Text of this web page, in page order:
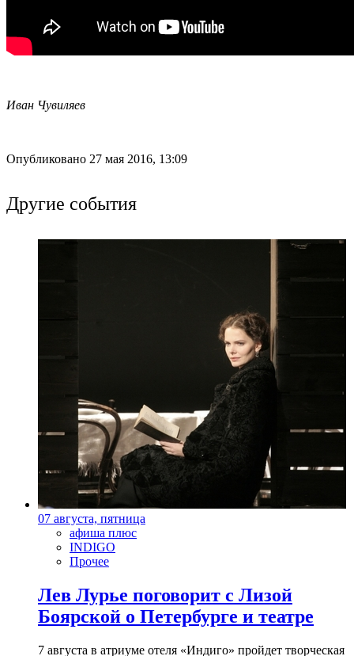
Иван Чувиляев
Опубликовано 27 мая 2016, 13:09
Другие события
07 августа, пятница
афиша плюс
INDIGO
Прочее
Лев Лурье поговорит с Лизой
Боярской о Петербурге и театре
7 августа в атриуме отеля «Индиго» пройдет творческая